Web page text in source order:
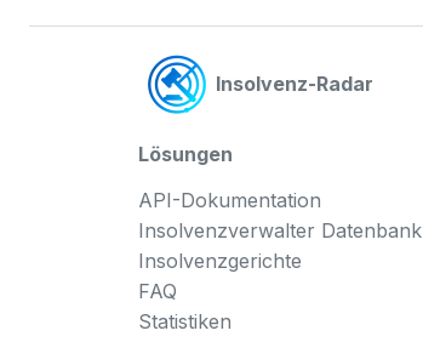
Insolvenz-Radar
Lösungen
API-Dokumentation
Insolvenzverwalter Datenbank
Insolvenzgerichte
FAQ
Statistiken